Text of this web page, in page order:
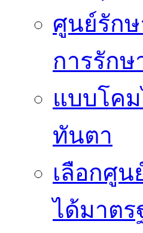
ศูนย์รักษ
การรัก
แบบโค
ทันตา
เลือกศูน
ได้มาตร